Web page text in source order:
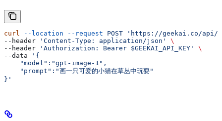
curl --location --request POST 'https://geekai.co/api/
--header
'Content-Type: application/json'
\
--header
'Authorization: Bearer $GEEKAI_API_KEY'
\
--data
'{
    "model":"gpt-image-1",
    "prompt":"画一只可爱的小猫在草丛中玩耍"
}'